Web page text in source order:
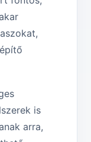
is
arra,